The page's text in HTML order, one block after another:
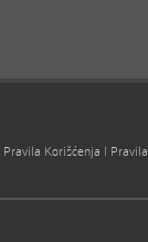
Pravila Korišćenja | Pravila